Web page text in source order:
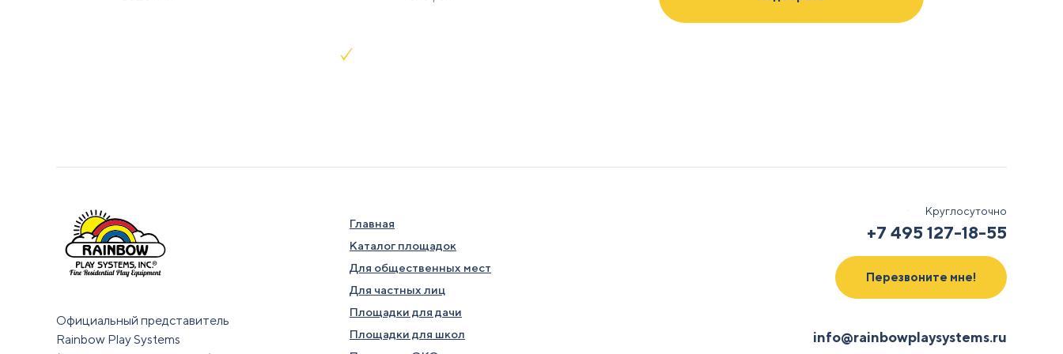
Официальный представитель
Rainbow Play Systems
Главная
Каталог площадок
Для общественных мест
Для частных лиц
Площадки для дачи
Площадки для школ
Круглосуточно
+7 495 127-18-55
Перезвоните мне!
info@rainbowplaysystems.ru